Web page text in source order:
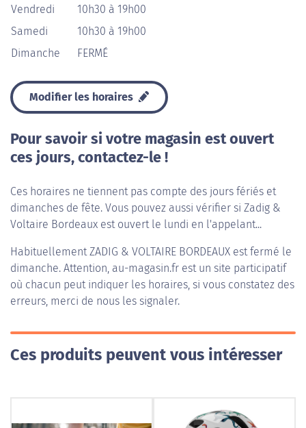
Vendredi
10h30 à 19h00
Samedi
10h30 à 19h00
Dimanche
FERMÉ
Modifier les horaires
Pour savoir si votre magasin est ouvert
ces jours, contactez-le !
Ces horaires ne tiennent pas compte des jours fériés et
dimanches de fête. Vous pouvez aussi vérifier si Zadig &
Voltaire Bordeaux est ouvert le lundi en l'appelant...
HabituellementZADIG & VOLTAIRE BORDEAUX est fermé le
dimanche. Attention, au-magasin.fr est un site participatif
où chacun peut indiquer les horaires, si vous constatez des
erreurs, merci de nous les signaler.
Ces produits peuvent vous intéresser